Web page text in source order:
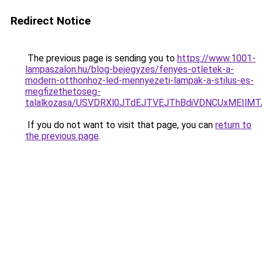
Redirect Notice
The previous page is sending you to https://www.1001-
lampaszalon.hu/blog-bejegyzes/fenyes-otletek-a-
modern-otthonhoz-led-mennyezeti-lampak-a-stilus-es-
megfizethetoseg-
talalkozasa/
If you do not want to visit that page, you can return to
the previous page.